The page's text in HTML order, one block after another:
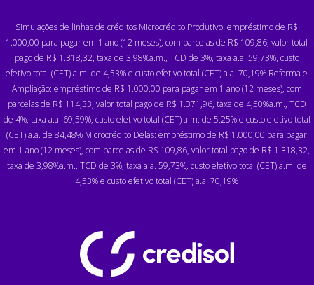
Simulações de linhas de créditos Microcrédito Produtivo: empréstimo de R$
1.000,00 para pagar em 1 ano (12 meses), com parcelas de R$ 109,86, valor total
pago de R$ 1.318,32, taxa de 3,98%a.m., TCD de 3%, taxa a.a. 59,73%, custo
efetivo total (CET) a.m. de 4,53% e custo efetivo total (CET) a.a. 70,19% Reforma e
Ampliação: empréstimo de R$ 1.000,00 para pagar em 1 ano (12 meses), com
parcelas de R$ 114,33, valor total pago de R$ 1.371,96, taxa de 4,50%a.m., TCD
de 4%, taxa a.a. 69,59%, custo efetivo total (CET) a.m. de 5,25% e custo efetivo total
(CET) a.a. de 84,48% Microcrédito Delas: empréstimo de R$ 1.000,00 para pagar
em 1 ano (12 meses), com parcelas de R$ 109,86, valor total pago de R$ 1.318,32,
taxa de 3,98%a.m., TCD de 3%, taxa a.a. 59,73%, custo efetivo total (CET) a.m. de
4,53% e custo efetivo total (CET) a.a. 70,19%